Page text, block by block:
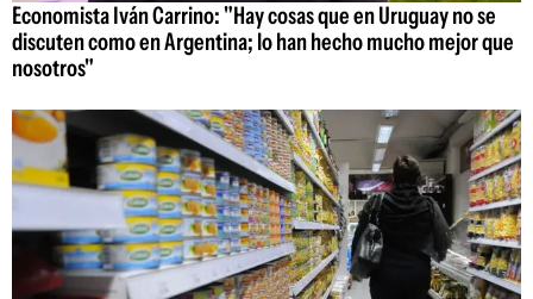
Economista Iván Carrino: "Hay cosas que en Uruguay no se
discuten como en Argentina; lo han hecho mucho mejor que
nosotros"